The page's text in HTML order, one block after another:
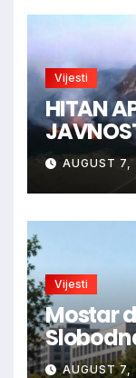
Vijesti
HITAN
loženja
Blidinje!
AUGUST
Vijesti
Mostar
AUGUST